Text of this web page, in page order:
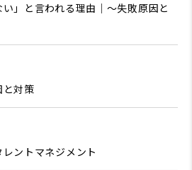
」と言われる理由｜～失敗原因と
と対策
ントマネジメント